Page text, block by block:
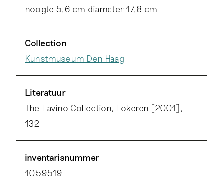
hoogte 5,6 cm diameter 17,8 cm
Collection
Kunstmuseum Den Haag
Literatuur
The Lavino Collection, Lokeren [2001],
132
inventarisnummer
1059519